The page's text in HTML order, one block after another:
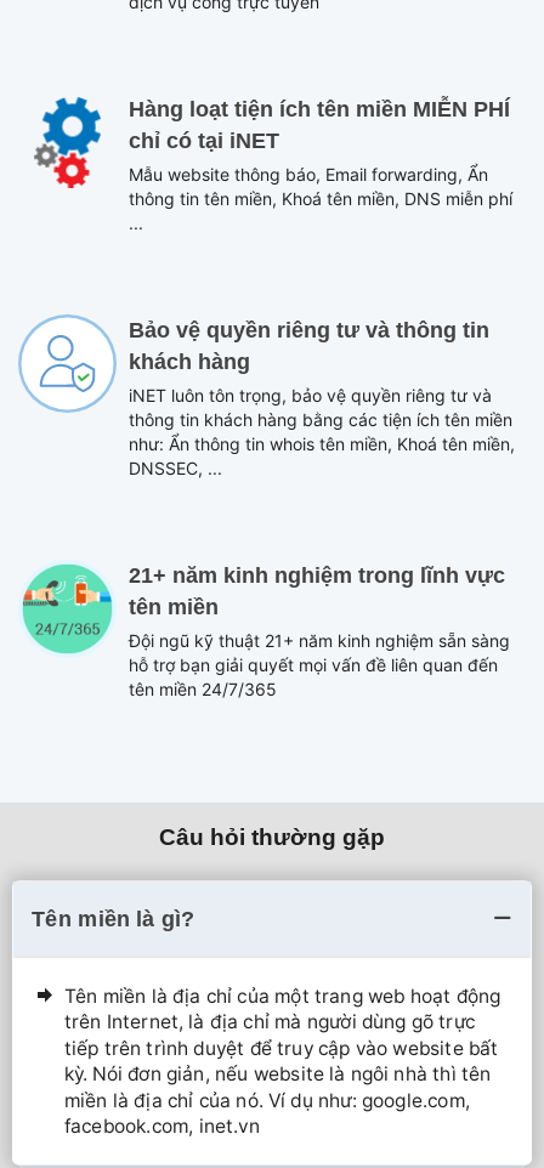
Hàng loạt tiện ích tên miền MIỄN PHÍ
chỉ có tại iNET
Mẫu website thông báo, Email forwarding, Ẩn
thông tin tên miền, Khoá tên miền, DNS miễn phí
...
Bảo vệ quyền riêng tư và thông tin
khách hàng
iNET luôn tôn trọng, bảo vệ quyền riêng tư và
thông tin khách hàng bằng các tiện ích tên miền
như: Ẩn thông tin whois tên miền, Khoá tên miền,
DNSSEC, ...
21+ năm kinh nghiệm trong lĩnh vực
tên miền
Đội ngũ kỹ thuật 21+ năm kinh nghiệm sẵn sàng
hỗ trợ bạn giải quyết mọi vấn đề liên quan đến
tên miền 24/7/365
Câu hỏi thường gặp
Tên miền là gì?
Tên miền là địa chỉ của một trang web hoạt động
trên Internet, là địa chỉ mà người dùng gõ trực
tiếp trên trình duyệt để truy cập vào website bất
kỳ. Nói đơn giản, nếu website là ngôi nhà thì tên
miền là địa chỉ của nó. Ví dụ như: google.com,
facebook.com, inet.vn